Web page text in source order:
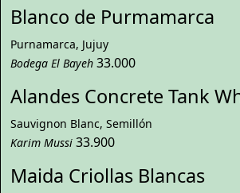
Blanco de Purmamarca
Purnamarca, Jujuy
Bodega El Bayeh 33.000
Alandes Concrete Tank
Sauvignon Blanc, Semillón
Karim Mussi 33.900
Maida Criollas Blancas